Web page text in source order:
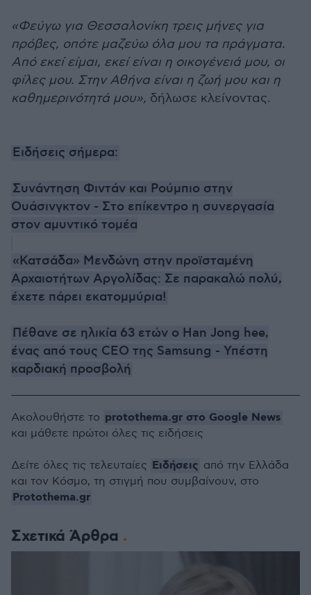
«Φεύγω για Θεσσαλονίκη τρεις μήνες για
πρόβες, οπότε μαζεύω όλα μου τα πράγματα.
Από εκεί είμαι, εκεί είναι η οικογένειά μου, οι
φίλες μου. Στην Αθήνα είναι η ζωή μου και η
καθημερινότητά μου», δήλωσε κλείνοντας.
Ειδήσεις σήμερα:
Συνάντηση Φιντάν και Ρούμπιο στην
Ουάσινγκτον - Στο επίκεντρο η συνεργασία
στον αμυντικό τομέα
«Κατσάδα» Μενδώνη στην προϊσταμένη
Αρχαιοτήτων Αργολίδας: Σε παρακαλώ πολύ,
έχετε πάρει εκατομμύρια!
Πέθανε σε ηλικία 63 ετών o Han Jong hee,
ένας από τους CEO της Samsung - Υπέστη
καρδιακή προσβολή
Σχετικά Άρθρα
Ακολουθήστε το protothema.gr στο Google News
και μάθετε πρώτοι όλες τις ειδήσεις
Δείτε όλες τις τελευταίες Ειδήσεις από την Ελλάδα
και τον Κόσμο, τη στιγμή που συμβαίνουν, στο
Protothema.gr